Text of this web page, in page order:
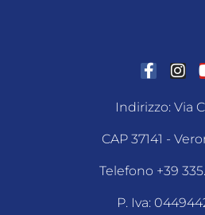
Indirizzo: Via
CAP 37141 -
Telefono +39
P. Iva: